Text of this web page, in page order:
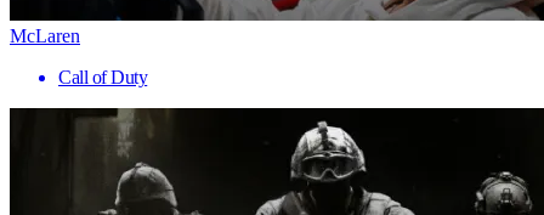
McLaren
Call of Duty